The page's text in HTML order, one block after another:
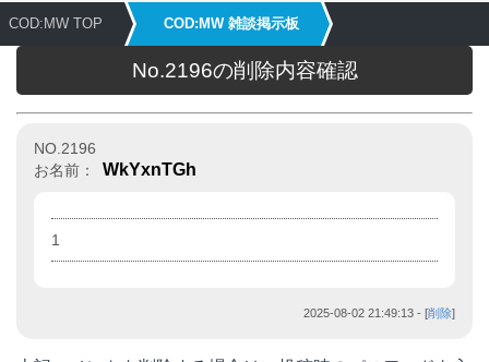
COD:MW TOP COD:MW 雑談掲示板
No.2196の削除内容確認
NO.2196
お名前：
WkYxnTGh
1
2025-08-02 21:49:13 - [削除]